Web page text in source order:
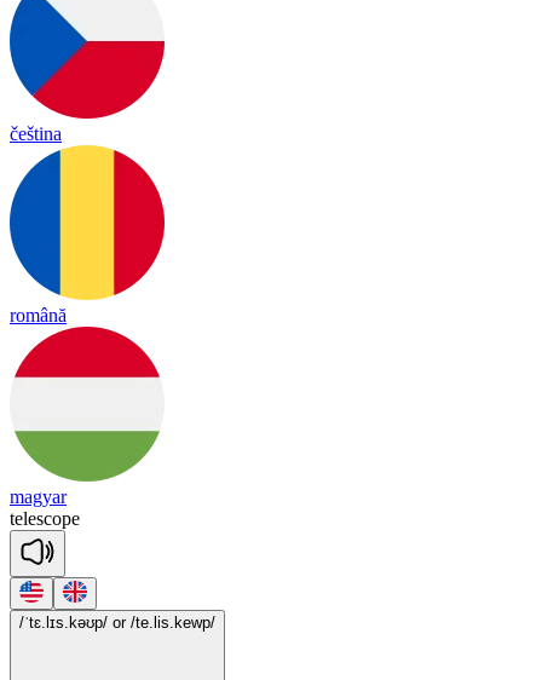
čeština
română
magyar
telescope
/ˈtɛ.lɪs.kəʊp/ or /te.lis.kewp/